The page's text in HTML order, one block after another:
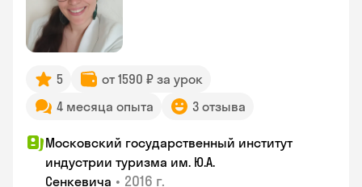
5
от 1590 ₽ за урок
4 месяца опыта
3 отзыва
Московский государственный институт
индустрии туризма им. Ю.А.
Сенкевича • 2016 г.